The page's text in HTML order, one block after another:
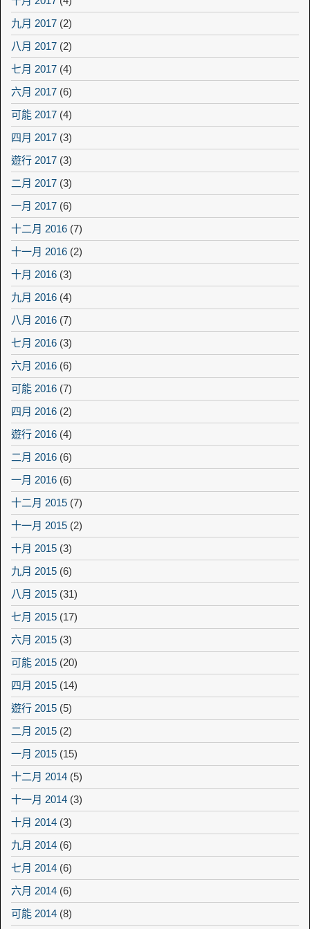
九月 2017 (2)
八月 2017 (2)
七月 2017 (4)
六月 2017 (6)
可能 2017 (4)
四月 2017 (3)
遊行 2017 (3)
二月 2017 (3)
一月 2017 (6)
十二月 2016 (7)
十一月 2016 (2)
十月 2016 (3)
九月 2016 (4)
八月 2016 (7)
七月 2016 (3)
六月 2016 (6)
可能 2016 (7)
四月 2016 (2)
遊行 2016 (4)
二月 2016 (6)
一月 2016 (6)
十二月 2015 (7)
十一月 2015 (2)
十月 2015 (3)
九月 2015 (6)
八月 2015 (31)
七月 2015 (17)
六月 2015 (3)
可能 2015 (20)
四月 2015 (14)
遊行 2015 (5)
二月 2015 (2)
一月 2015 (15)
十二月 2014 (5)
十一月 2014 (3)
十月 2014 (3)
九月 2014 (6)
七月 2014 (6)
六月 2014 (6)
可能 2014 (8)